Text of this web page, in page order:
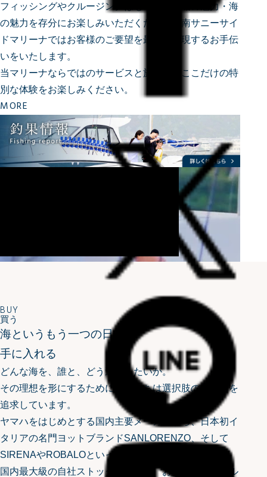
フィッシングやクルージングはもちろん、船の魅力・海
の魅力を存分にお楽しみいただくため、
湘南サニーサイ
ドマリーナではお客様のご要望を最大限実現するお手伝
いをいたします。
当マリーナならではのサービスと施設で、ここだけの特
別な体験をお楽しみください。
MORE
BUY
買う
海というもう一つの日常を
手に入れる
どんな海を、誰と、どう過ごしたいか。
その理想を形にするために、私たちは選択肢の豊かさを
追求しています。
ヤマハをはじめとする国内主要メーカーから、日本初イ
タリアの名門ヨットブランドSANLORENZO、 そして
SIRENAやROBALOといったハイエンドボートまで。
国内最大級の自社ストックの中から、お客様のスタイル